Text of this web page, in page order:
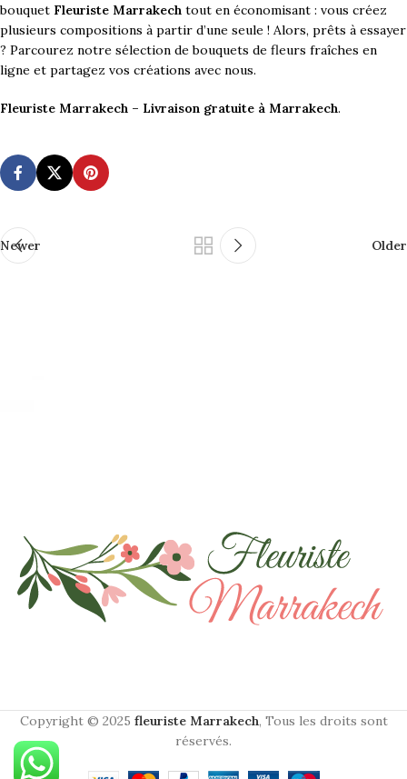
bouquet Fleuriste Marrakech tout en économisant : vous créez
plusieurs compositions à partir d’une seule ! Alors, prêts à essayer
? Parcourez notre sélection de bouquets de fleurs fraîches en
ligne et partagez vos créations avec nous.
Fleuriste Marrakech – Livraison gratuite à Marrakech.
Newer Older
Copyright © 2025 fleuriste Marrakech, Tous les droits sont
réservés.